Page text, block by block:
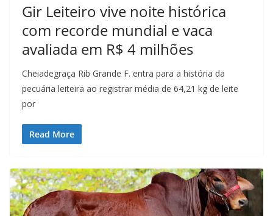
Gir Leiteiro vive noite histórica
com recorde mundial e vaca
avaliada em R$ 4 milhões
Cheiadegraça Rib Grande F. entra para a história da
pecuária leiteira ao registrar média de 64,21 kg de leite
por
Read More